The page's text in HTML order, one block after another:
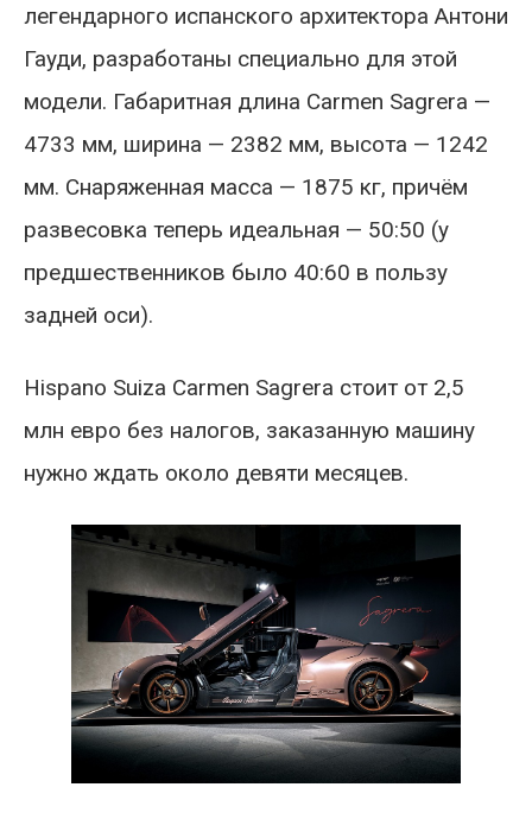
легендарного испанского архитектора Антони
Гауди, разработаны специально для этой
модели. Габаритная длина Carmen Sagrera —
4733 мм, ширина — 2382 мм, высота — 1242
мм. Снаряженная масса — 1875 кг, причём
развесовка теперь идеальная — 50:50 (у
предшественников было 40:60 в пользу
задней оси).
Hispano Suiza Carmen Sagrera стоит от 2,5
млн евро без налогов, заказанную машину
нужно ждать около девяти месяцев.